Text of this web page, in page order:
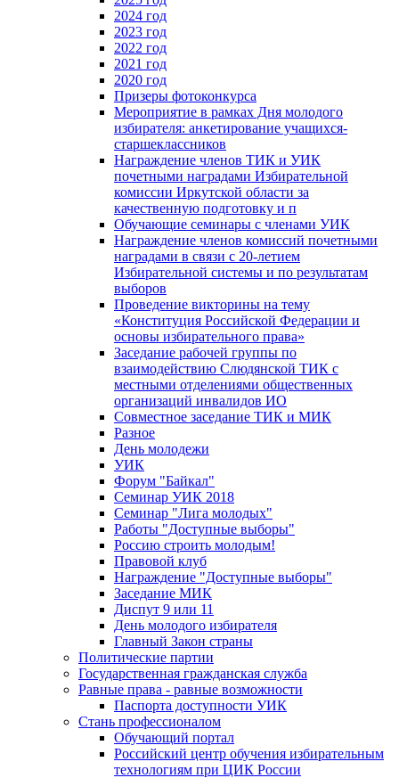
2024 год
2023 год
2022 год
2021 год
2020 год
Призеры фотоконкурса
Мероприятие в рамках Дня молодого
избирателя: анкетирование учащихся-
старшеклассников
Награждение членов ТИК и УИК
почетными наградами Избирательной
комиссии Иркутской области за
качественную подготовку и п
Обучающие семинары с членами УИК
Награждение членов комиссий почетными
наградами в связи с 20-летием
Избирательной системы и по результатам
выборов
Проведение викторины на тему
«Конституция Российской Федерации и
основы избирательного права»
Заседание рабочей группы по
взаимодействию Слюдянской ТИК с
местными отделениями общественных
организаций инвалидов ИО
Совместное заседание ТИК и МИК
Разное
День молодежи
УИК
Форум "Байкал"
Семинар УИК 2018
Семинар "Лига молодых"
Работы "Доступные выборы"
Россию строить молодым!
Правовой клуб
Награждение "Доступные выборы"
Заседание МИК
Диспут 9 или 11
День молодого избирателя
Главный Закон страны
Политические партии
Государственная гражданская служба
Равные права - равные возможности
Паспорта доступности УИК
Стань профессионалом
Обучающий портал
Российский центр обучения избирательным
технологиям при ЦИК России